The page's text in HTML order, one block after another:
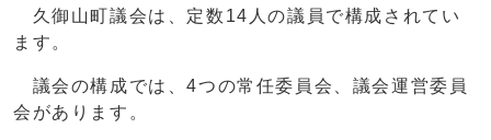
久御山町議会は、定数14人の議員で構成されてい
ます。
議会の構成では、4つの常任委員会、議会運営委員
会があります。